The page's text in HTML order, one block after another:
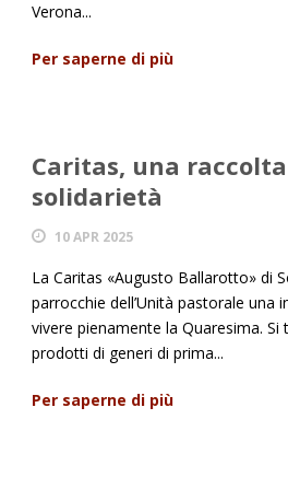
Verona...
Per saperne di più
Caritas, una
solidarietà
10 APR 2025
La Caritas «Augusto Ballarotto» di
parrocchie dell’Unità pastorale una
vivere pienamente la Quaresima.
prodotti di generi di prima...
Per saperne di più